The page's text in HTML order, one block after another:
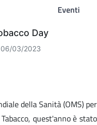
Eventi
Day
03/2023
della Sanità (OMS) per
quest'anno è stato